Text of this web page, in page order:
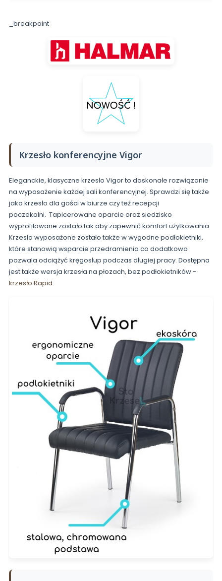
_breakpoint
Krzesło konferencyjne Vigor
Eleganckie, klasyczne krzesło Vigor to doskonałe rozwiązanie
na wyposażenie każdej sali konferencyjnej. Sprawdzi się także
jako krzesło dla gości w biurze czy też recepcji
poczekalni. Tapicerowane oparcie oraz siedzisko
wyprofilowane zostało tak aby zapewnić komfort użytkowania.
Krzesło wyposażone zostało także w wygodne podłokietniki,
które stanowią wsparcie przedramienia co dodatkowo
pozwala odciążyć kręgosłup podczas długiej pracy. Dostępna
jest także wersja krzesła na płozach, bez podłokietników -
krzesło Rapid.